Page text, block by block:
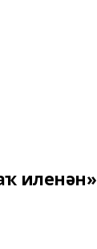
иленән»